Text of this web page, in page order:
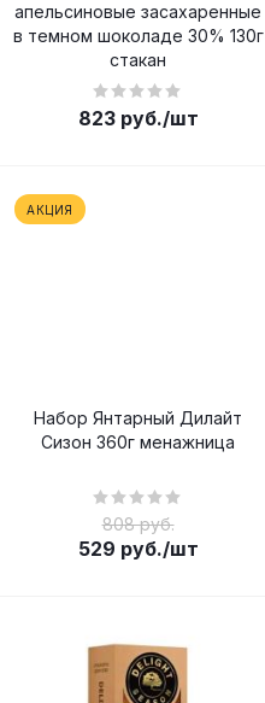
апельсиновые засахаренные
в темном шоколаде 30% 130г
стакан
823руб./шт
АКЦИЯ
Набор Янтарный Дилайт
Сизон 360г менажница
808 руб.
529 руб./шт